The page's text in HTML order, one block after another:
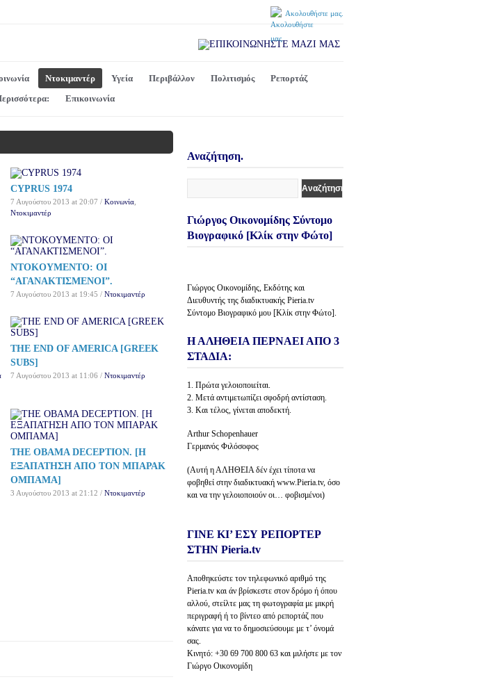
Ακολουθήστε μας.
Ντοκιμαντέρ Υγεία Περιβάλλον Πολιτισμός
Ρεπορτάζ
Επικοινωνία
CYPRUS 1974
7 Αυγούστου 2013 at 20:07 / Κοινωνία
Ντοκιμαντέρ
NTOKOYMENTO: ΟΙ
“ΑΓΑΝΑΚΤΙΣΜΕΝΟΙ”.
7 Αυγούστου 2013 at 19:45 / Ντοκιμαντέρ
THE END OF AMERICA [GREEK
SUBS]
7 Αυγούστου 2013 at 11:06 / Ντοκιμαντέρ
THE OBAMA DECEPTION. [Η
ΕΞΑΠΑΤΗΣΗ ΑΠΟ ΤΟΝ ΜΠΑΡΑΚ
ΟΜΠΑΜΑ]
3 Αυγούστου 2013 at 21:12 / Ντοκιμαντέρ
Αναζήτηση.
Γιώργος Οικονομίδης Σύντομο
Βιογραφικό [Κλίκ στην Φώτο]
Γιώργος Οικονομίδης, Εκδότης και
Διευθυντής της διαδικτυακής Pieria.tv
Σύντομο Βιογραφικό μου [Κλίκ στην Φώτο].
Η ΑΛΗΘΕΙΑ ΠΕΡΝΑΕΙ ΑΠΟ 3
ΣΤΑΔΙΑ:
1. Πρώτα γελοιοποιείται.
2. Μετά αντιμετωπίζει σφοδρή αντίσταση.
3. Και τέλος, γίνεται αποδεκτή.
Arthur Schopenhauer
Γερμανός Φιλόσοφος
(Αυτή η ΑΛΗΘΕΙΑ δέν έχει τίποτα να
φοβηθεί στην διαδικτυακή www.Pieria.tv, όσο
και να την γελοιοποιούν οι… φοβισμένοι)
ΓΙΝΕ ΚΙ’ ΕΣΥ ΡΕΠΟΡΤΕΡ
ΣΤΗΝ Pieria.tv
Αποθηκεύστε τον τηλεφωνικό αριθμό της
Pieria.tv και άν βρίσκεστε στον δρόμο ή όπου
αλλού, στείλτε μας τη φωτογραφία με μικρή
περιγραφή ή το βίντεο από ρεπορτάζ που
κάνατε για να το δημοσιεύσουμε με τ’ όνομά
σας.
Κινητό: +30 69 700 800 63 και μιλήστε με τον
Γιώργο Οικονομίδη